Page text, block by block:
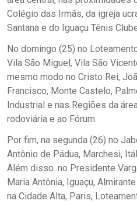
Colégio das Irmãs, da igreja
Santana e do Iguaçu Tênis
No domingo (25) no
Vila São Miguel, Vila São
mesmo modo no Cristo Rei,
Francisco, Monte Castelo,
Industrial e nas Regiões da
rodoviária e ao Fórum.
Por fim, na segunda (26) no
Antônio de Pádua, Marchesi,
Além disso. no Presidente
Maria Antônia, Iguaçu,
na Cidade Alta, Paris,